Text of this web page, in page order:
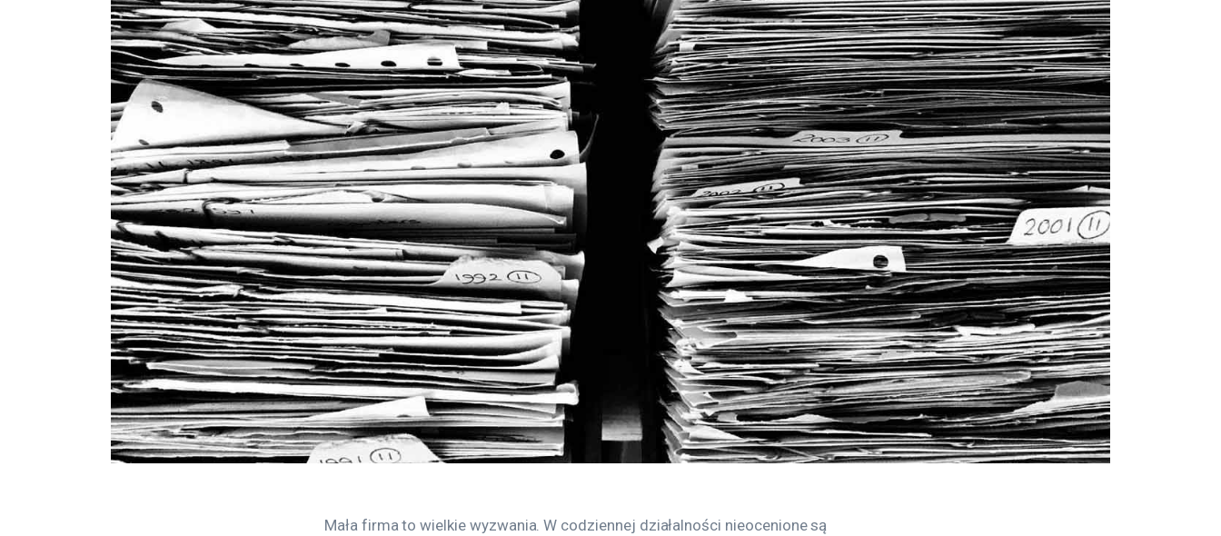
Mała firma to wielkie wyzwania. W codziennej działalności nieocenione są